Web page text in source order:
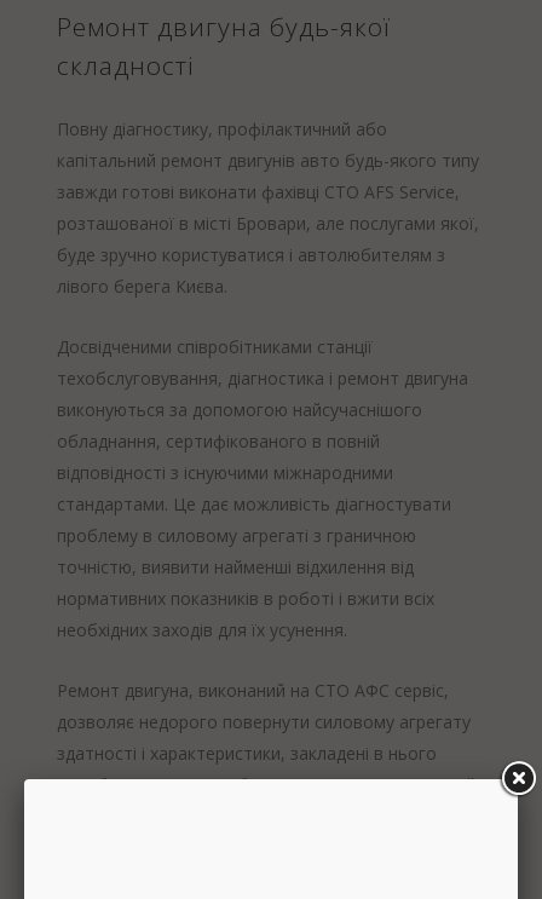
Ремонт двигуна будь-якої
складності
Повну діагностику, профілактичний або
капітальний ремонт двигунів авто будь-якого типу
завжди готові виконати фахівці СТО AFS Service,
розташованої в місті Бровари, але послугами якої,
буде зручно користуватися і автолюбителям з
лівого берега Києва.
Досвідченими співробітниками станції
техобслуговування, діагностика і ремонт двигуна
виконуються за допомогою найсучаснішого
обладнання, сертифікованого в повній
відповідності з існуючими міжнародними
стандартами. Це дає можливість діагностувати
проблему в силовому агрегаті з граничною
точністю, виявити найменші відхилення від
нормативних показників в роботі і вжити всіх
необхідних заходів для їх усунення.
Ремонт двигуна, виконаний на СТО АФС сервіс,
дозволяє недорого повернути силовому агрегату
здатності і характеристики, закладені в нього
виробником при виробництві. При цьому, чималий